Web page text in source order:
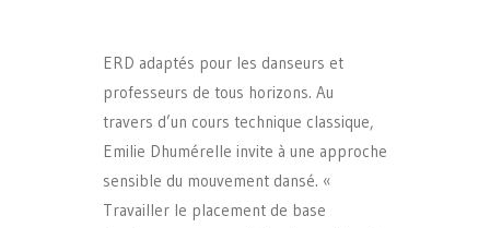
ERD adaptés pour les danseurs et
professeurs de tous horizons. Au
travers d’un cours technique classique,
Emilie Dhumérelle invite à une approche
sensible du mouvement dansé. «
Travailler le placement de base